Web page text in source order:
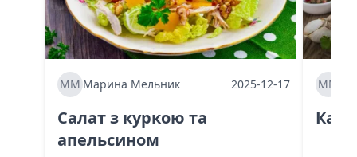
ММ Марина Мельник 2025-12-17
Салат з куркою та
апельсином
ММ